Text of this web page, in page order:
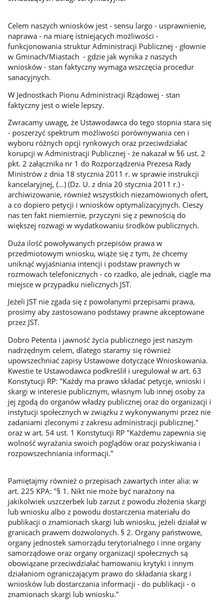
Celem naszych wniosków jest - sensu largo - usprawnienie,
naprawa - na miarę istniejących możliwości -
funkcjonowania struktur Administracji Publicznej - głownie
w Gminach/Miastach - gdzie jak wynika z naszych
wniosków - stan faktyczny wymaga wszczęcia procedur
sanacyjnych.
W Jednostkach Pionu Administracji Rządowej - stan
faktyczny jest o wiele lepszy.
Zwracamy uwagę, że Ustawodawca do tego stopnia stara się
- poszerzyć spektrum możliwości porównywania cen i
wyboru różnych opcji rynkowych oraz przeciwdziałać
korupcji w Administracji Publicznej - że nakazał w §6 ust. 2
pkt. 2 załącznika nr 1 do Rozporządzenia Prezesa Rady
Ministrów z dnia 18 stycznia 2011 r. w sprawie instrukcji
kancelaryjnej, (…) (Dz. U. z dnia 20 stycznia 2011 r.) -
archiwizowanie, również wszystkich niezamówionych ofert,
a co dopiero petycji i wniosków optymalizacyjnych. Cieszy
nas ten fakt niemiernie, przyczyni się z pewnością do
większej rozwagi w wydatkowaniu środków publicznych.
Duża ilość powoływanych przepisów prawa w
przedmiotowym wniosku, wiąże się z tym, że chcemy
uniknąć wyjaśniania intencji i podstaw prawnych w
rozmowach telefonicznych - co rzadko, ale jednak, ciągle ma
miejsce w przypadku nielicznych JST.
Jeżeli JST nie zgada się z powołanymi przepisami prawa,
prosimy aby zastosowano podstawy prawne akceptowane
przez JST.
Dobro Petenta i jawność życia publicznego jest naszym
nadrzędnym celem, dlatego staramy się również
upowszechniać zapisy Ustawowe dotyczące Wnioskowania.
Kwestie te Ustawodawca podkreślił i uregulował w art. 63
Konstytucji RP: "Każdy ma prawo składać petycje, wnioski i
skargi w interesie publicznym, własnym lub innej osoby za
jej zgodą do organów władzy publicznej oraz do organizacji i
instytucji społecznych w związku z wykonywanymi przez nie
zadaniami zleconymi z zakresu administracji publicznej."
oraz w art. 54 ust. 1 Konstytucji RP "Każdemu zapewnia się
wolność wyrażania swoich poglądów oraz pozyskiwania i
rozpowszechniania informacji."
Pamiętajmy również o przepisach zawartych inter alia: w
art. 225 KPA: "§ 1. Nikt nie może być narażony na
jakikolwiek uszczerbek lub zarzut z powodu złożenia skargi
lub wniosku albo z powodu dostarczenia materiału do
publikacji o znamionach skargi lub wniosku, jeżeli działał w
granicach prawem dozwolonych. § 2. Organy państwowe,
organy jednostek samorządu terytorialnego i inne organy
samorządowe oraz organy organizacji społecznych są
obowiązane przeciwdziałać hamowaniu krytyki i innym
działaniom ograniczającym prawo do składania skarg i
wniosków lub dostarczania informacji - do publikacji - o
znamionach skargi lub wniosku."